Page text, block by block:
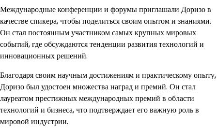
Международные конференции и форумы приглашали Доризо в
качестве спикера, чтобы поделиться своим опытом и знаниями.
Он стал постоянным участником самых крупных мировых
событий, где обсуждаются тенденции развития технологий и
инновационных решений.
Благодаря своим научным достижениям и практическому опыту,
Доризо был удостоен множества наград и премий. Он стал
лауреатом престижных международных премий в области
технологий и бизнеса, что подтверждает его важную роль в
мировой индустрии.